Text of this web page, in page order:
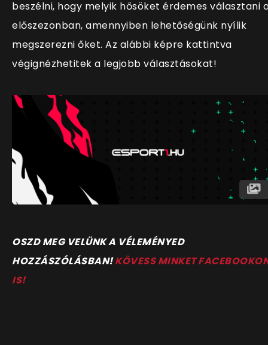
beszélni, hogy melyik hősöket érdemes választani
előszezonban, amennyiben lehetőségünk nyílik
megszerezni őket. Az alábbi képre kattintva
végignézhetitek a legjobb választásokat!
OSZD MEG VELÜNK A VÉLEMÉNYED
HOZZÁSZÓLÁSBAN!KÖVESS MINKET
IS!